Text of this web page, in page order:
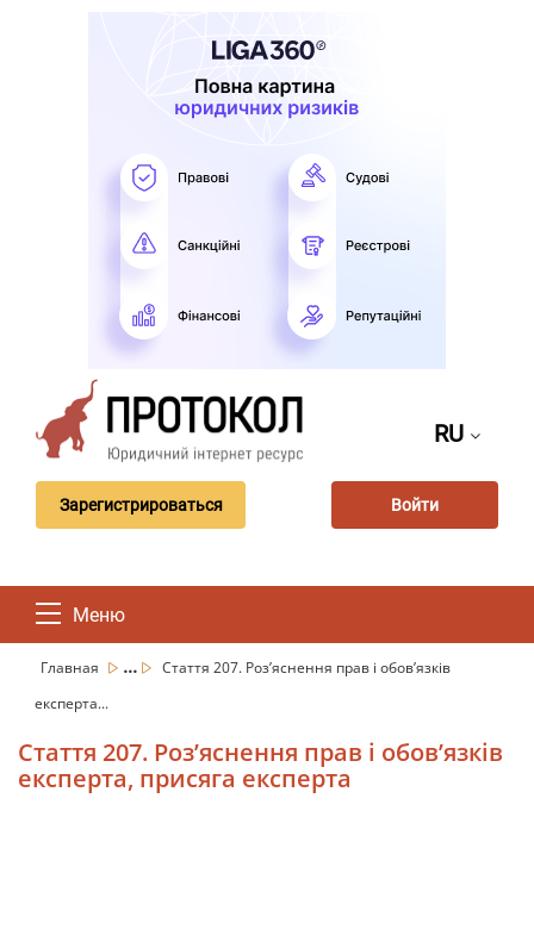
RU
Зарегистрироваться Войти
Меню
Главная ...
Стаття 207. Роз’яснення прав і обов’язків
експерта...
Стаття 207. Роз’яснення прав і обов’язків
експерта, присяга експерта